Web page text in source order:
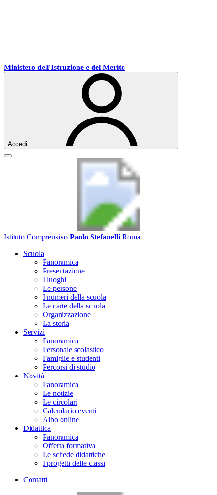
Ministero dell'Istruzione e del Merito
Accedi
Istituto Comprensivo Paolo Stefanelli Roma
Scuola
Panoramica
Presentazione
I luoghi
Le persone
I numeri della scuola
Le carte della scuola
Organizzazione
La storia
Servizi
Panoramica
Personale scolastico
Famiglie e studenti
Percorsi di studio
Novità
Panoramica
Le notizie
Le circolari
Calendario eventi
Albo online
Didattica
Panoramica
Offerta formativa
Le schede didattiche
I progetti delle classi
Contatti